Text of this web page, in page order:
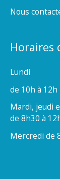
Nous
Horaires
Lundi
de 10h à
Mardi, jeudi
de 8h30 à
Mercredi de